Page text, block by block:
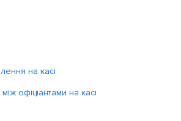
на касі
офіціантами на касі